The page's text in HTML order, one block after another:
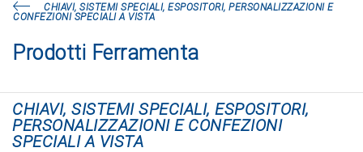
CHIAVI, SISTEMI SPECIALI, ESPOSITORI, PERSONALIZZAZIONI E
CONFEZIONI SPECIALI A VISTA
Prodotti Ferramenta
CHIAVI, SISTEMI SPECIALI, ESPOSITORI,
PERSONALIZZAZIONI E CONFEZIONI
SPECIALI A VISTA